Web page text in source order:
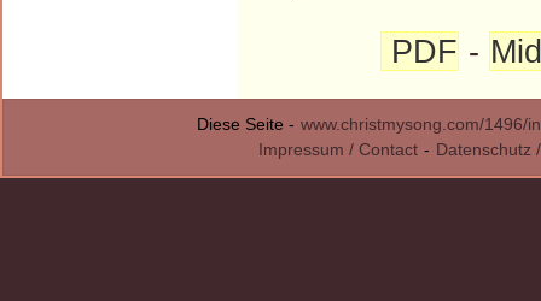
PDF -
Diese Seite - www.christmysong.com/1496/
Impressum / Contact - Datenschutz